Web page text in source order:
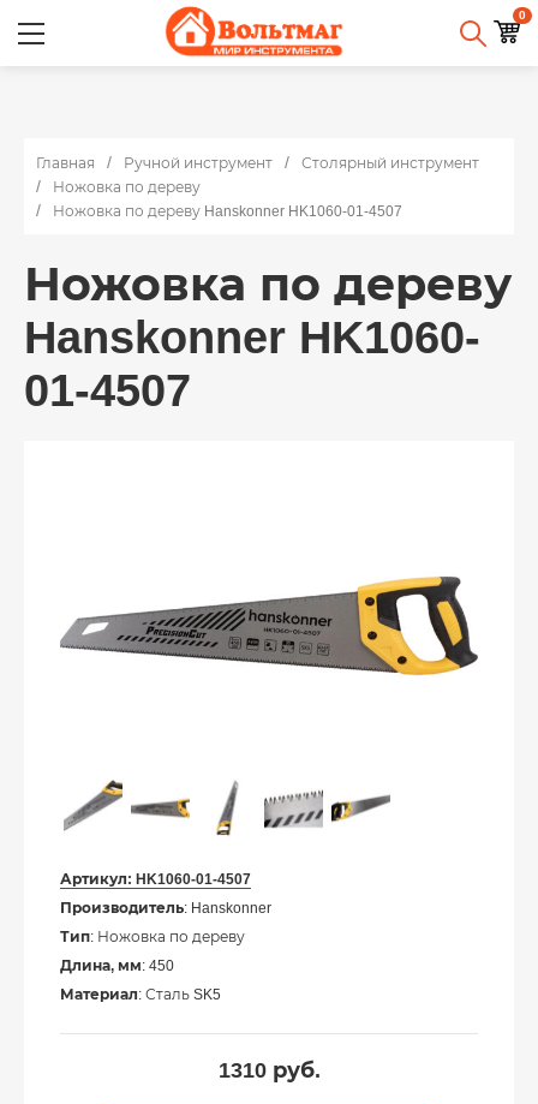
0
Главная Ручной инструмент
Столярный инструмент
Ножовка по дереву
Ножовка по дереву Hanskonner HK1060-01-4507
Ножовка по дереву
Hanskonner HK1060-
01-4507
Артикул: HK1060-01-4507
Производитель: Hanskonner
Тип: Ножовка по дереву
Длина, мм: 450
Материал: Сталь SK5
1310руб.